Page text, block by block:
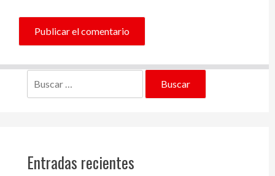
Entradas recientes